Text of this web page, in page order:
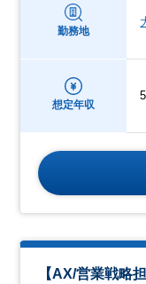
勤務地
想定年収
【AX/営業戦略